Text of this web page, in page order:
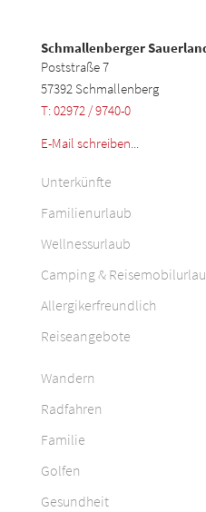
Schmallenberger
Poststraße 7
57392 Schmallenberg
T: 02972 / 9740-0
E-Mail schreiben...
Unterkünfte
Familienurlaub
Wellnessurlaub
Camping &
Allergikerfreundlich
Reiseangebote
Wandern
Radfahren
Familie
Golfen
Gesundheit